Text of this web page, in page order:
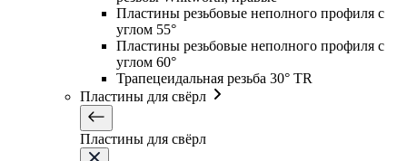
Пластины резьбовые неполного профиля с
углом 55°
Пластины резьбовые неполного профиля с
углом 60°
Трапецеидальная резьба 30° TR
Пластины для свёрл
Пластины для свёрл